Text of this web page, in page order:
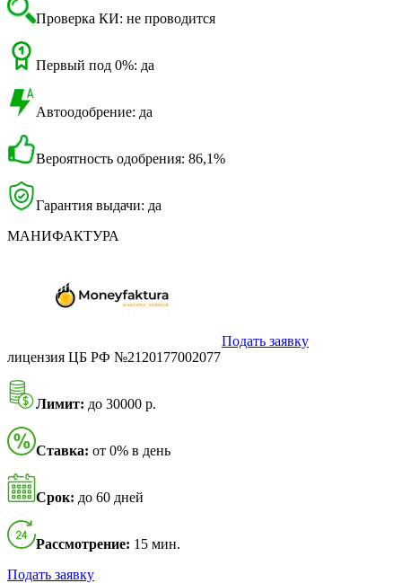
Проверка КИ: не проводится
Первый под 0%: да
Автоодобрение: да
Вероятность одобрения: 86,1%
Гарантия выдачи: да
МАНИФАКТУРА
Подать заявку
лицензия ЦБ РФ №2120177002077
Лимит: до 30000 р.
Ставка: от 0% в день
Срок: до 60 дней
Рассмотрение: 15 мин.
Подать заявку